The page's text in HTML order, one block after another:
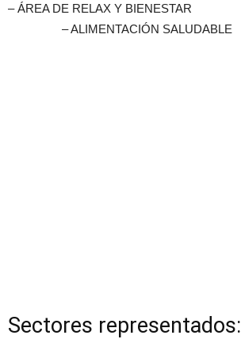
– ÁREA DE RELAX Y BIENESTAR
– ALIMENTACIÓN SALUDABLE
Sectores representados: